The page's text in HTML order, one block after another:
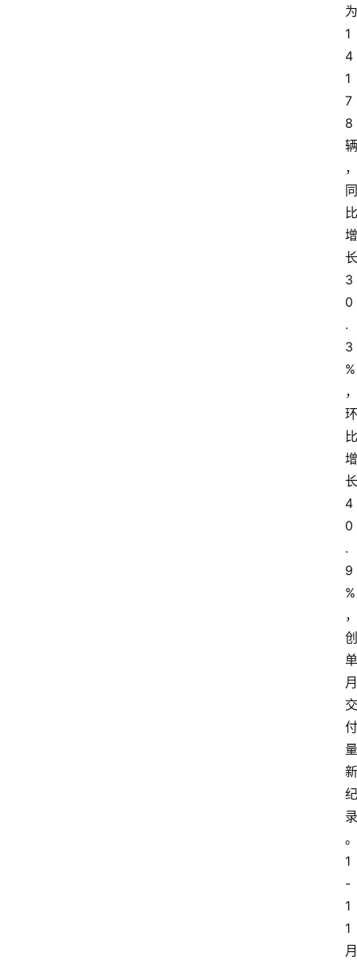
为
1
4
1
7
8
辆
，
同
比
增
长
3
0
.
3
%
，
环
比
增
长
4
0
.
9
%
，
创
单
月
交
付
量
新
纪
录
。
1
-
1
1
月